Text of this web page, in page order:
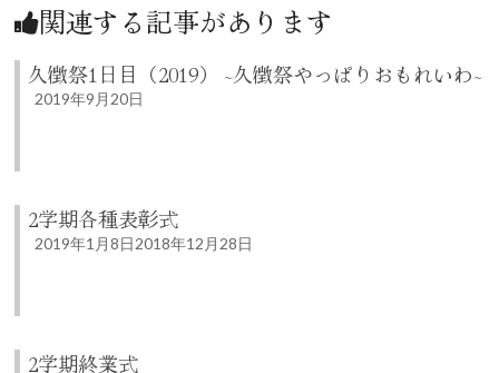
関連する記事があります
久徴祭1日目（2019） ~久徴祭やっぱりおもれいわ~
2019年9月20日
2学期各種表彰式
2019年1月8日2018年12月28日
2学期終業式